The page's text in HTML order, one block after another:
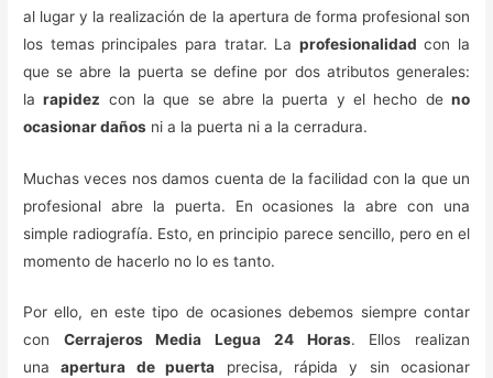
al lugar y la realización de la apertura de forma profesional son
los temas principales para tratar. La profesionalidad con la
que se abre la puerta se define por dos atributos generales:
larapidez con la que se abre la puerta y el hecho de no
ocasionar daños ni a la puerta ni a la cerradura.
Muchas veces nos damos cuenta de la facilidad con la que un
profesional abre la puerta. En ocasiones la abre con una
simple radiografía. Esto, en principio parece sencillo, pero en el
momento de hacerlo no lo es tanto.
Por ello, en este tipo de ocasiones debemos siempre contar
con Cerrajeros Media Legua 24 Horas. Ellos realizan
unaapertura de puerta precisa, rápida y sin ocasionar